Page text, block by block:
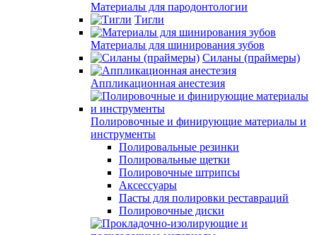
Материалы для пародонтологии
Тигли
Материалы для шинирования зубов
Силаны (праймеры)
Аппликационная анестезия
Полировочные и финирующие материалы и
инструменты
Полировальные резинки
Полировальные щетки
Полировочные штрипсы
Аксессуары
Пасты для полировки реставраций
Полировочные диски